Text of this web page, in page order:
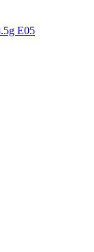
E05